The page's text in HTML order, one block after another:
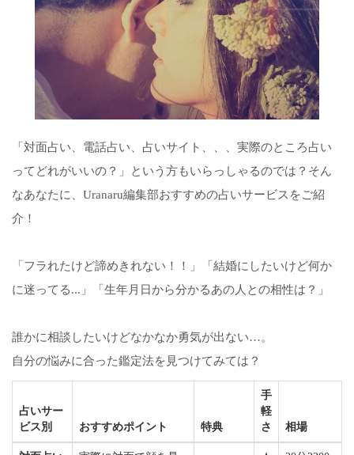
「対面占い、電話占い、占いサイト、、、実際のところ占い
ってどれがいいの？」という方もいらっしゃるのでは？そん
なあなたに、Uranaru編集部おすすめの占いサービスをご紹
介！
「フラれたけど諦めきれない！！」「結婚にしたいけど何か
に迷ってる...」「生年月日から分かるあの人との相性は？」
誰かに相談したいけどなかなか勇気が出ない…。
自分の悩みに合った鑑定法を見つけてみては？
占いサー
ビス別
おすすめポイント 特典
手
軽
さ
相場